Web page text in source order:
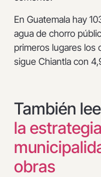
En Guatemala hay
agua de chorro
primeros lugares los
sigue Chiantla con
También
la
obras